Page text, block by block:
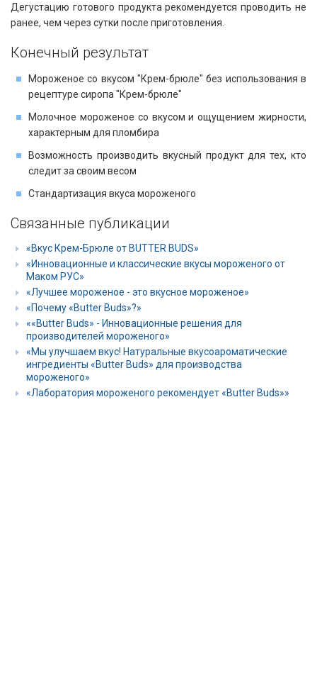
Дегустацию готового продукта рекомендуется проводить не
ранее, чем через сутки после приготовления.
Конечный результат
Мороженое со вкусом "Крем-брюле" без использования в
рецептуре сиропа "Крем-брюле"
Молочное мороженое со вкусом и ощущением жирности,
характерным для пломбира
Возможность производить вкусный продукт для тех, кто
следит за своим весом
Стандартизация вкуса мороженого
Связанные публикации
«Вкус Крем-Брюле от BUTTER BUDS»
«Инновационные и классические вкусы мороженого от
Маком РУС»
«Лучшее мороженое - это вкусное мороженое»
«Почему «Butter Buds»?»
««Butter Buds» - Инновационные решения для
производителей мороженого»
«Мы улучшаем вкус! Натуральные вкусоароматические
ингредиенты «Butter Buds» для производства
мороженого»
«Лаборатория мороженого рекомендует «Butter Buds»»